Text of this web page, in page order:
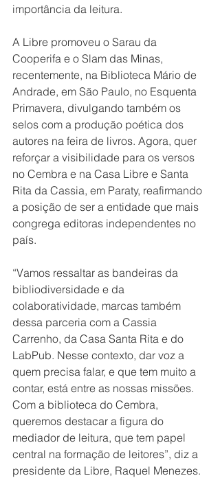
importância da leitura.
A Libre promoveu o Sarau da
Cooperifa e o Slam das Minas,
recentemente, na Biblioteca Mário de
Andrade, em São Paulo, no Esquenta
Primavera, divulgando também os
selos com a produção poética dos
autores na feira de livros. Agora, quer
reforçar a visibilidade para os versos
no Cembra e na Casa Libre e Santa
Rita da Cassia, em Paraty, reafirmando
a posição de ser a entidade que mais
congrega editoras independentes no
país.
“Vamos ressaltar as bandeiras da
bibliodiversidade e da
colaboratividade, marcas também
dessa parceria com a Cassia
Carrenho, da Casa Santa Rita e do
LabPub. Nesse contexto, dar voz a
quem precisa falar, e que tem muito a
contar, está entre as nossas missões.
Com a biblioteca do Cembra,
queremos destacar a figura do
mediador de leitura, que tem papel
central na formação de leitores”, diz a
presidente da Libre, Raquel Menezes.